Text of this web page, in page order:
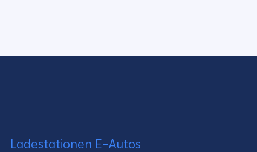
Ladestationen E-Autos